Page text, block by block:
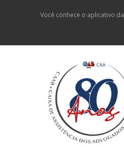
Você conhece o aplicativo da